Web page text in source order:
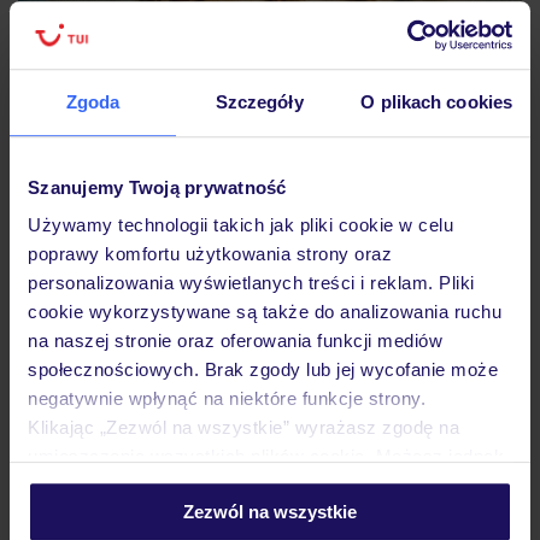
Zgoda Szczegóły O plikach cookies
Szanujemy Twoją prywatność
Używamy technologii takich jak pliki cookie w celu
poprawy komfortu użytkowania strony oraz
personalizowania wyświetlanych treści i reklam. Pliki
cookie wykorzystywane są także do analizowania ruchu
na naszej stronie oraz oferowania funkcji mediów
społecznościowych. Brak zgody lub jej wycofanie może
negatywnie wpłynąć na niektóre funkcje strony.
Klikając „Zezwól na wszystkie” wyrażasz zgodę na
personalizować swój wybór wchodząc w zakładkę
Zezwól na wszystkie
Inne wpisy
Podróże Grecja Kos